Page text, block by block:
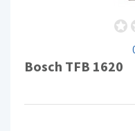
Bosch TFB 1620